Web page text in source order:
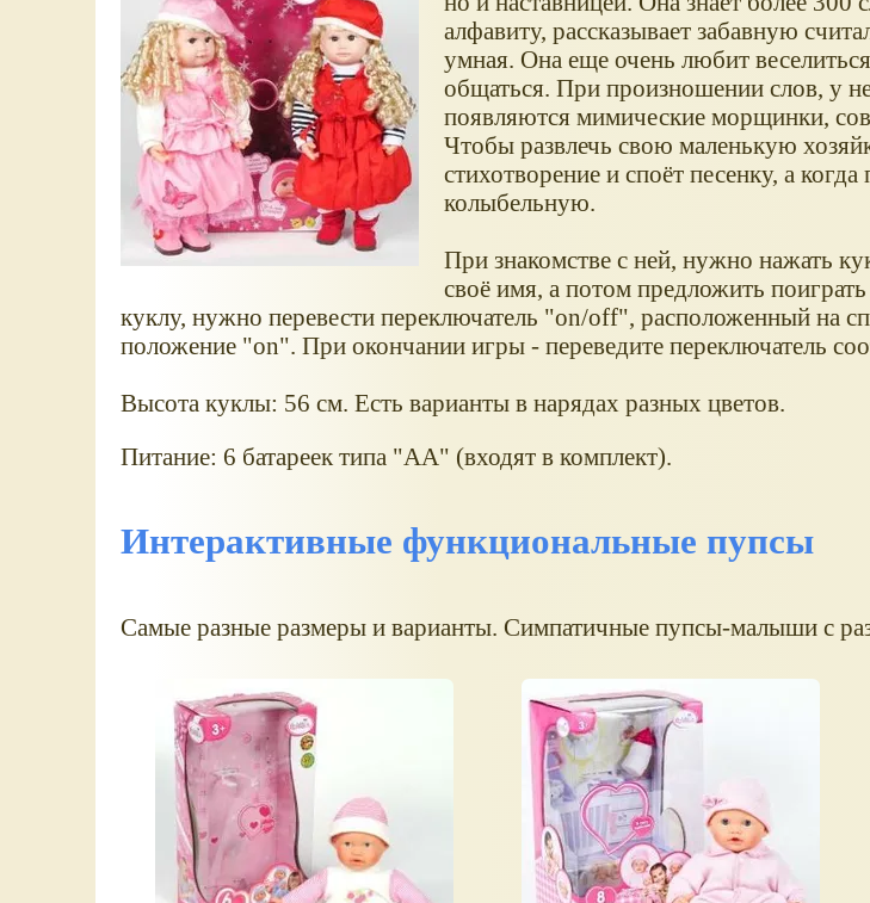
алфавиту, рассказывает забавную
умная. Она еще очень любит веселиться
общаться. При произношении слов, у
появляются мимические морщинки,
Чтобы развлечь свою маленькую
стихотворение и споёт песенку, а
колыбельную.
При знакомстве с ней, нужно нажать
своё имя, а потом предложить
куклу, нужно перевести переключатель "on/off", расположенный на
положение "on". При окончании игры - переведите переключатель
Высота куклы: 56 см. Есть варианты в нарядах разных цветов.
Питание: 6 батареек типа "АА" (входят в комплект).
Интерактивные функциональные пупсы
Самые разные размеры и варианты. Симпатичные пупсы-малыши с